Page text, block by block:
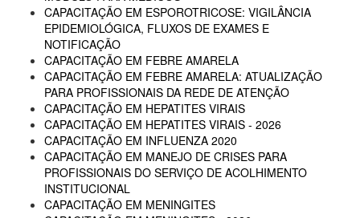
CAPACITAÇÃO EM ESPOROTRICOSE: VIGILÂNCIA
EPIDEMIOLÓGICA, FLUXOS DE EXAMES E
NOTIFICAÇÃO
CAPACITAÇÃO EM FEBRE AMARELA
CAPACITAÇÃO EM FEBRE AMARELA: ATUALIZAÇÃO
PARA PROFISSIONAIS DA REDE DE ATENÇÃO
CAPACITAÇÃO EM HEPATITES VIRAIS
CAPACITAÇÃO EM HEPATITES VIRAIS - 2026
CAPACITAÇÃO EM INFLUENZA 2020
CAPACITAÇÃO EM MANEJO DE CRISES PARA
PROFISSIONAIS DO SERVIÇO DE ACOLHIMENTO
INSTITUCIONAL
CAPACITAÇÃO EM MENINGITES